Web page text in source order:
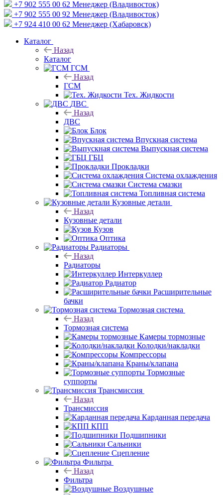
+7 902 555 00 62 Менеджер (Владивосток)
+7 902 555 00 92 Менеджер (Владивосток)
+7 924 410 00 62 Менеджер (Хабаровск)
Каталог
Назад
Каталог
ГСМ
Назад
ГСМ
Тех. Жидкости
ДВС
Назад
ДВС
Блок
Впускная система
Выпускная система
ГБЦ
Прокладки
Система охлаждения
Система смазки
Топливная система
Кузовные детали
Назад
Кузовные детали
Кузов
Оптика
Радиаторы
Назад
Радиаторы
Интеркуллер
Радиатор
Расширительные
бачки
Тормозная система
Назад
Тормозная система
Камеры тормозные
Колодки/накладки
Компрессоры
Краны/клапана
Тормозные
суппорты
Трансмиссия
Назад
Трансмиссия
Карданная передача
КПП
Подшипники
Сальники
Сцепление
Фильтра
Назад
Фильтра
Воздушные